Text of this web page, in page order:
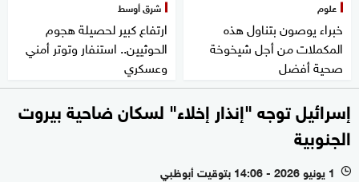
علوم
خبراء يوصون بتناول هذه
المكملات من أجل شيخوخة
صحية أفضل
شرق أوسط
ارتفاع كبير لحصيلة هجوم
الحوثيين.. استنفار وتوتر أمني
وعسكري
إسرائيل توجه "إنذار إخلاء" لسكان ضاحية بيروت
الجنوبية
l 1 يونيو 2026 - 14:06 بتوقيت أبوظبي